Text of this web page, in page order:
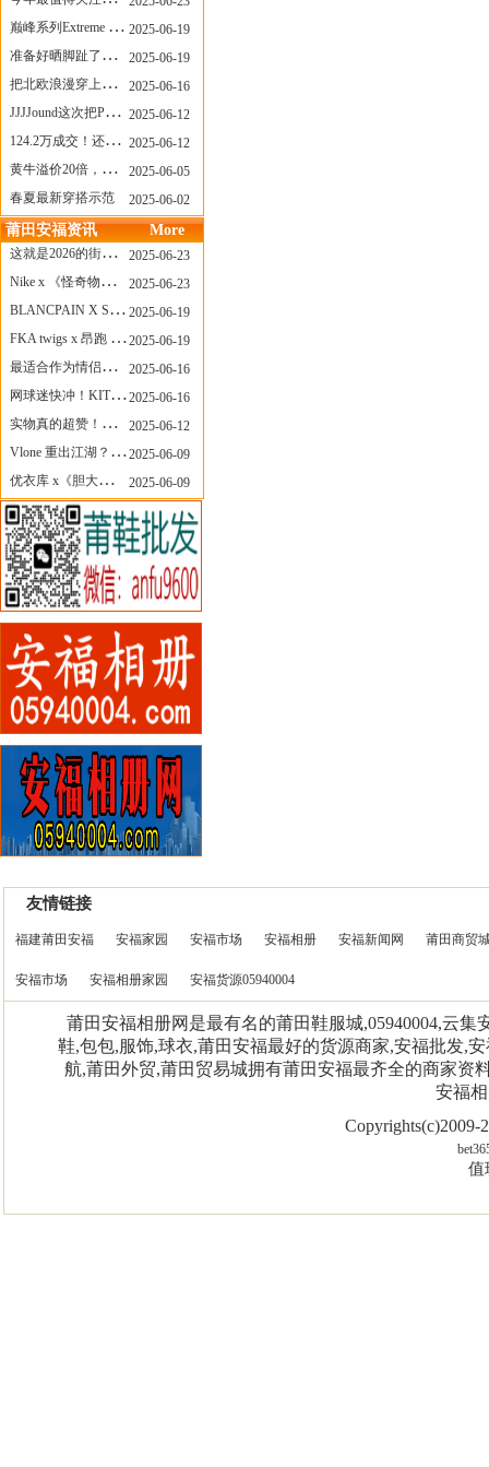
巅峰系列Extreme Diver潜水腕表与Revival Diver复刻版潜水腕表共同推出“暗影款”新作
2025-06-19
准备好晒脚趾了吗？透明款 AF1 要回归了
2025-06-19
把北欧浪漫穿上脚，Cecilie Bahnsen x ASICS
2025-06-16
JJJJound这次把PUMA改得好安静
2025-06-12
124.2万成交！还有什么是Labubu做不到的？
2025-06-12
黄牛溢价20倍，「Labubu」3.0市价大盘点！假货比正品还贵...
2025-06-05
春夏最新穿搭示范
2025-06-02
莆田安福资讯 More
这就是2026的街头感！Prada新包我先爱了
2025-06-23
Nike x 《怪奇物语》联名回归，终于轮到这双热门款了！
2025-06-23
BLANCPAIN X SWATCH联名款 BIOCERAMIC SCUBA FIFTY FATHOMS 系列推出全新 GREEN ABYSS（碧波洋）腕表
2025-06-19
FKA twigs x 昂跑 联名来了，这三双 Cloud X 你选哪一双？
2025-06-19
最适合作为情侣鞋的New Balance 1906 Loafer出现了！
2025-06-16
网球迷快冲！KITH x Wilson 限量球拍太会设计了
2025-06-16
实物真的超赞！NB 新款 2010 新配色
2025-06-12
Vlone 重出江湖？突然又要联名，谁能想到！
2025-06-09
优衣库 x《胆大党》新品公布，第二季联动周边来了！
2025-06-09
友情链接
福建莆田安福 安福家园 安福市场 安福相册 安福新闻网 莆田商贸
安福市场 安福相册家园 安福货源05940004
莆田安福相册网是最有名的莆田鞋服城,05940004,云
鞋,包包,服饰,球衣,莆田安福最好的货源商家,安福批发,
航,莆田外贸,莆田贸易城拥有莆田安福最齐全的商家资
安福
Copyrights(c)2009-
值